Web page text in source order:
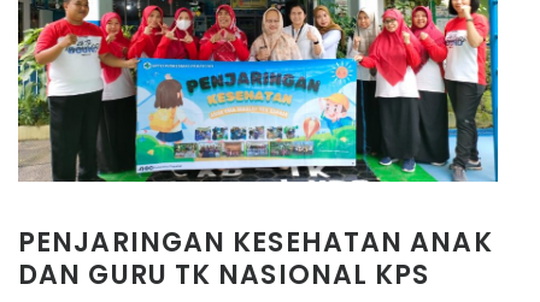
PENJARINGAN KESEHATAN ANAK
DAN GURU TK NASIONAL KPS